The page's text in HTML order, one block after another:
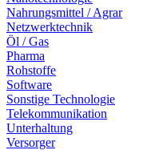
Nahrungsmittel / Agrar
Netzwerktechnik
Öl / Gas
Pharma
Rohstoffe
Software
Sonstige Technologie
Telekommunikation
Unterhaltung
Versorger